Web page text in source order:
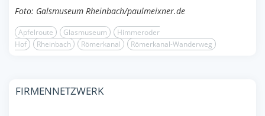
Foto: Galsmuseum Rheinbach/paulmeixner.de
Apfelroute Glasmuseum
Himmeroder
Hof
Rheinbach Römerkanal Römerkanal-Wanderweg
FIRMENNETZWERK